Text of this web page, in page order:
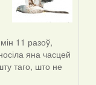
11 разоў,
яна часцей
таго, што не